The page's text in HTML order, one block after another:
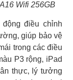
Wifi 256GB
điều chỉnh
giúp bảo vệ
trong các điều
P3 rộng, iPad
thực, lý tưởng